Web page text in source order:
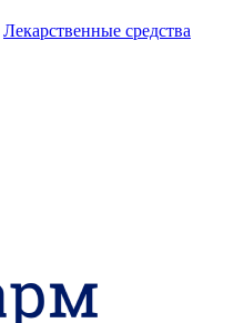
Лекарственные средства